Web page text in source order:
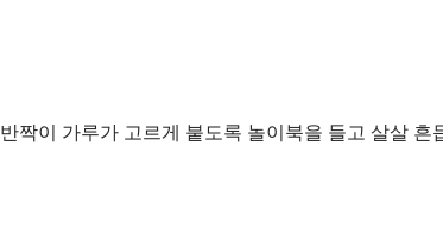
반짝이 가루가 고르게 붙도록 놀이북을 들고 살살 흔